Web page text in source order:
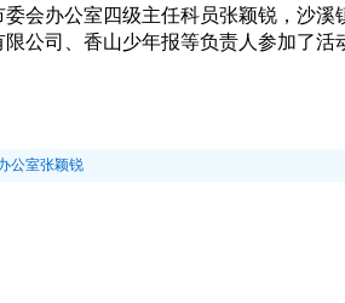
委会办公室四级主任科员张颖锐，沙溪
限公司、香山少年报等负责人参加了活
公室张颖锐